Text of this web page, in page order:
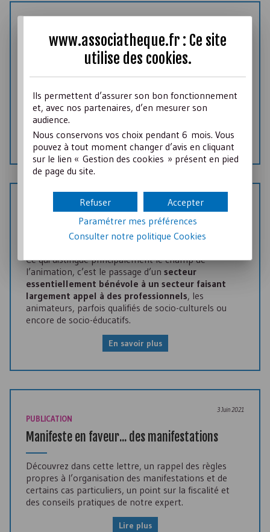
ASSOCIATION EMPLOYEUR
Cotisations sociales – Secteurs sport et
animation
Cotisations Sport et Animation : ces secteurs
peuvent bénéficier de dispositions spécifiques.
En savoir plus
25 Septembre 2024
CRÉER SON ASSOCIATION
Associations de l’animation
Ce qui distingue principalement le champ de
l’animation, c’est le passage d’un secteur
essentiellement bénévole à un secteur faisant
largement appel à des professionnels, les
animateurs, parfois qualifiés de socio-culturels ou
encore de socio-éducatifs.
En savoir plus
3 Juin 2021
PUBLICATION
Manifeste en faveur... des manifestations
Découvrez dans cette lettre, un rappel des règles
propres à l’organisation des manifestations et de
certains cas particuliers, un point sur la fiscalité et
des conseils pratiques de notre expert.
Lire plus
www.associatheque.fr : Ce site
utilise des cookies.
Ils permettent d’assurer son bon fonctionnement
et, avec nos partenaires, d’en mesurer son
audience.
Nous conservons vos choix pendant 6 mois. Vous
pouvez à tout moment changer d’avis en cliquant
sur le lien « Gestion des cookies » présent en pied
de page du site.
Accepter
Refuser
Paramétrer mes préférences
Consulter notre politiqueCookies